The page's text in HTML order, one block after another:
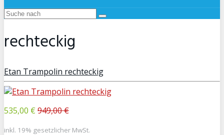
rechteckig
Etan Trampolin rechteckig
535,00 € 949,00 €
inkl. 19% gesetzlicher MwSt.